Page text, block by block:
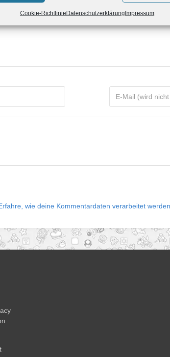
Cookie-RichtlinieDatenschutzerklärungImpressum
wie deine Kommentardaten verarbeitet werden.